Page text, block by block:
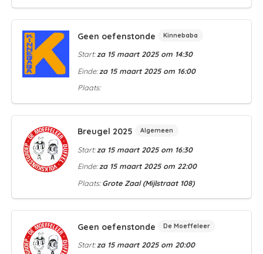
Geen oefenstonde Kinnebaba
Start:za 15 maart 2025 om 14:30
Einde:za 15 maart 2025 om 16:00
Plaats:
Breugel 2025 Algemeen
Start:za 15 maart 2025 om 16:30
Einde:za 15 maart 2025 om 22:00
Plaats:Grote Zaal (Mijlstraat 108)
Geen oefenstonde De Moeffeleer
Start:za 15 maart 2025 om 20:00